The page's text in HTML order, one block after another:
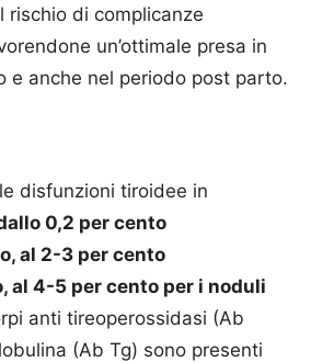
rischio di complicanze
un’ottimale presa in
e anche nel periodo post parto.
disfunzioni tiroidee in
0,2 per cento
al 2-3 per cento
al 4-5 per cento per i noduli
anti tireoperossidasi (Ab
(Ab Tg) sono presenti